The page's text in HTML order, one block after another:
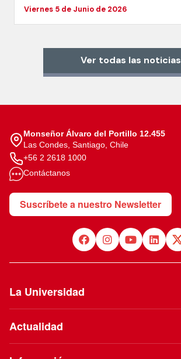
Viernes 5 de Junio de 2026
Ver todas las noticias
Monseñor Álvaro del Portillo 12.455
Las Condes, Santiago, Chile
+56 2 2618 1000
Contáctanos
Suscríbete a nuestro Newsletter
La Universidad
Actualidad